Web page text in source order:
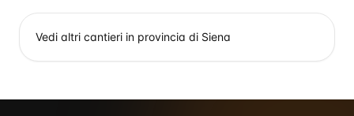
Vedi altri cantieri in provincia di Siena